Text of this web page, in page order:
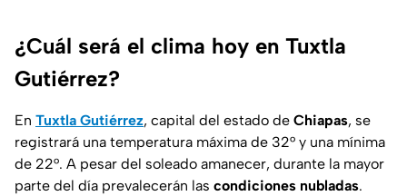
¿Cuál será el clima hoy en Tuxtla
Gutiérrez?
En Tuxtla Gutiérrez, capital del estado de Chiapas, se
registrará una temperatura máxima de 32° y una mínima
de 22°. A pesar del soleado amanecer, durante la mayor
parte del día prevalecerán las condiciones nubladas.